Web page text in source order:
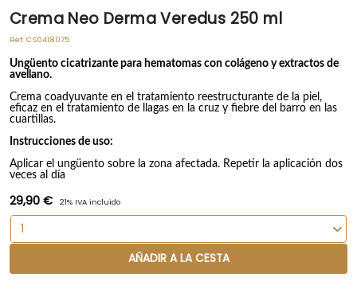
Crema Neo Derma Veredus 250 ml
Ref: CS0418075
Ungüento cicatrizante para hematomas con colágeno y extractos de
avellano.
Crema coadyuvante en el tratamiento reestructurante de la piel,
eficaz en el tratamiento de llagas en la cruz y fiebre del barro en las
cuartillas.
Instrucciones de uso:
Aplicar el ungüento sobre la zona afectada. Repetir la aplicación dos
veces al día
29,90 € 21% IVA incluido
AÑADIR A LA CESTA